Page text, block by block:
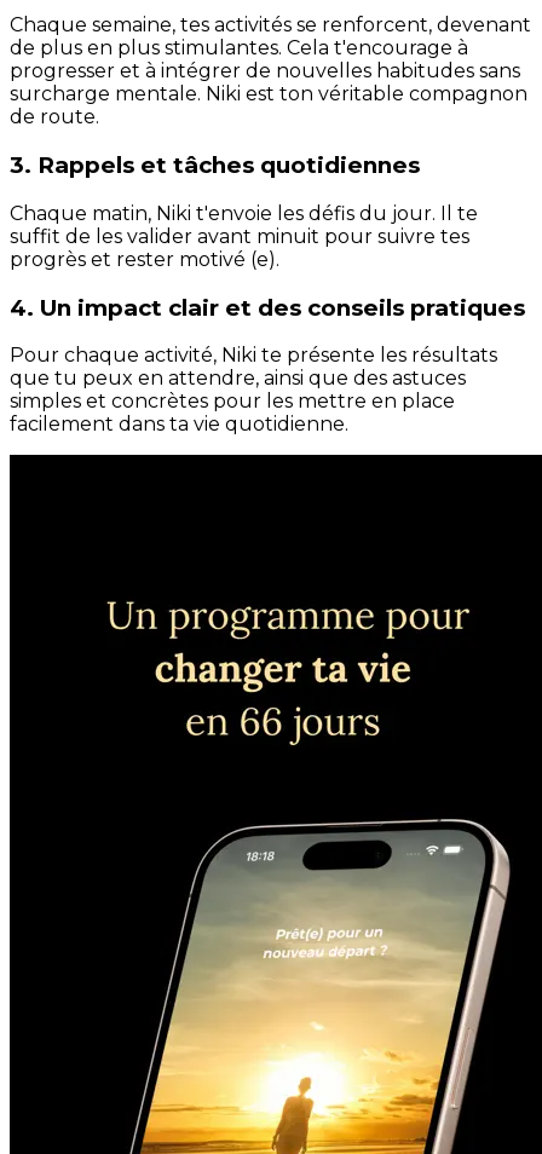
Chaque semaine, tes activités se renforcent, devenant
de plus en plus stimulantes. Cela t'encourage à
progresser et à intégrer de nouvelles habitudes sans
surcharge mentale. Niki est ton véritable compagnon
de route.
3. Rappels et tâches quotidiennes
Chaque matin, Niki t'envoie les défis du jour. Il te
suffit de les valider avant minuit pour suivre tes
progrès et rester motivé (e).
4. Un impact clair et des conseils pratiques
Pour chaque activité, Niki te présente les résultats
que tu peux en attendre, ainsi que des astuces
simples et concrètes pour les mettre en place
facilement dans ta vie quotidienne.